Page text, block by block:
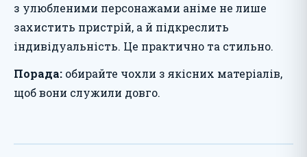
з улюбленими персонажами аніме не лише
захистить пристрій, а й підкреслить
індивідуальність. Це практично та стильно.
Порада: обирайте чохли з якісних матеріалів,
щоб вони служили довго.